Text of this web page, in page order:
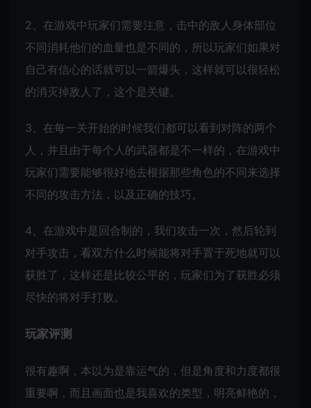
2、在游戏中玩家们需要注意，击中的敌人身体部位
不同消耗他们的血量也是不同的，所以玩家们如果对
自己有信心的话就可以一箭爆头，这样就可以很轻松
的消灭掉敌人了，这个是关键。
3、在每一关开始的时候我们都可以看到对阵的两个
人，并且由于每个人的武器都是不一样的，在游戏中
玩家们需要能够很好地去根据那些角色的不同来选择
不同的攻击方法，以及正确的技巧。
4、在游戏中是回合制的，我们攻击一次，然后轮到
对手攻击，看双方什么时候能将对手置于死地就可以
获胜了，这样还是比较公平的，玩家们为了获胜必须
尽快的将对手打败。
玩家评测
很有趣啊，本以为是靠运气的，但是角度和力度都很
重要啊，而且画面也是我喜欢的类型，明亮鲜艳的，